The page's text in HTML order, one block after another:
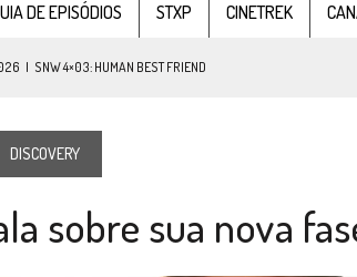
DE EPISÓDIOS STXP CINETREK
| SNW 4×03: HUMAN BEST FRIEND
“HIDE AND Q” (TNG 1×09)
DO TERCEIRO EPISÓDIO DA 4ª TEMPORADA DE STRANGE NEW
DISCOVERY
sobre sua nova